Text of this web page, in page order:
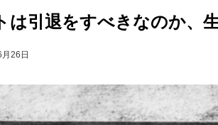
は引退をすべきなのか、
26日